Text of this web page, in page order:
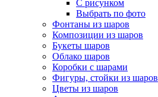
С рисунком
Выбрать по фото
Фонтаны из шаров
Композиции из шаров
Букеты шаров
Облако шаров
Коробки с шарами
Фигуры, стойки из шаров
Цветы из шаров